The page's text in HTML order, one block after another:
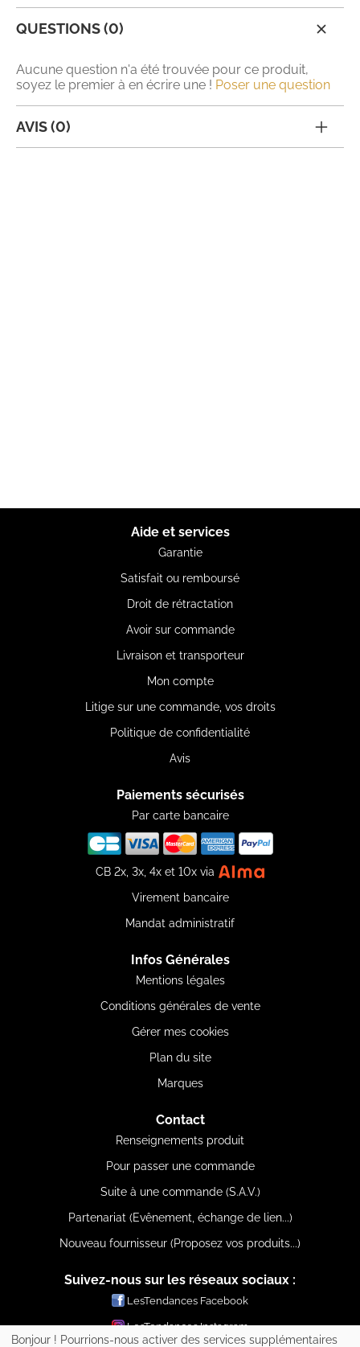
QUESTIONS (0)
Aucune question n'a été trouvée pour ce produit,
soyez le premier à en écrire une ! Poser une question
AVIS (0)
Aide et services
Garantie
Satisfait ou remboursé
Droit de rétractation
Avoir sur commande
Livraison et transporteur
Mon compte
Litige sur une commande, vos droits
Politique de confidentialité
Avis
Paiements sécurisés
Par carte bancaire
CB 2x, 3x, 4x et 10x via
Virement bancaire
Mandat administratif
Infos Générales
Mentions légales
Conditions générales de vente
Gérer mes cookies
Plan du site
Marques
Contact
Renseignements produit
Pour passer une commande
Suite à une commande (S.A.V.)
Partenariat (Evênement, échange de lien...)
Nouveau fournisseur (Proposez vos produits...)
Suivez-nous sur les réseaux sociaux :
LesTendances Facebook
LesTendances Instagram
Bonjour ! Pourrions-nous activer des services supplémentaires